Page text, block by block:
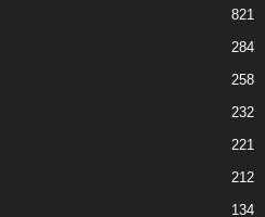
821
284
258
232
221
212
134